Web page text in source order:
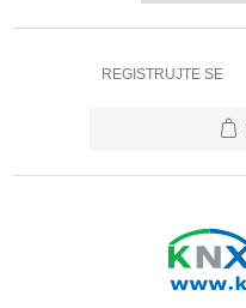
REGISTRUJTE SE